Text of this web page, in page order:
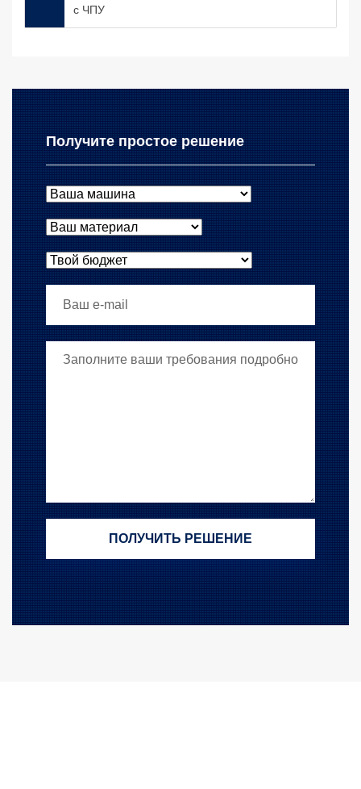
с ЧПУ
Получите простое решение
Ваша машина
Ваш материал
Твой бюджет